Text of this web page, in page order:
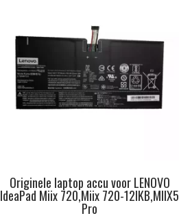
Originele laptop accu voor LENOVO
IdeaPad Miix 720,Miix 720-12IKB,MIIX5
Pro